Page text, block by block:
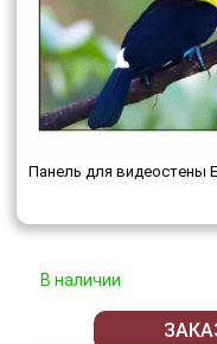
Панель для видеостены
В наличии